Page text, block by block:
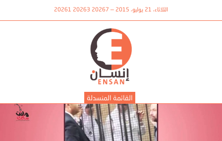
الثلاثاء، 21 يوليو، 2015 — 20267 20263 20261
القائمة المنسدلة